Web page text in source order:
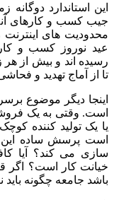
این استاندارد
جیب کسب و کارهای
محدودیت های
عید نوروز کسب و
رسیده اند و بیش از هر
تا از آماج تهدید و
اینجا دیگر موضوع
است. وقتی به یک
یا یک تولید کننده
است پرسش ساده این
سازی می کند؟ آیا
خیانت کار است؟ اگر
باشد جامعه چگونه